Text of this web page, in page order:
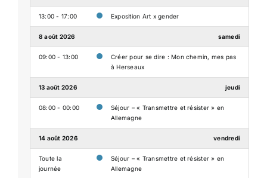
13:00 - 17:00 Exposition Art x gender
8 août 2026 samedi
09:00 - 13:00
Créer pour se dire : Mon chemin, mes pas
à Herseaux
13 août 2026 jeudi
08:00 - 00:00
Séjour – « Transmettre et résister » en
Allemagne
14 août 2026 vendredi
Toute la
journée
Séjour – « Transmettre et résister » en
Allemagne